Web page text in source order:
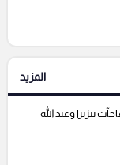
المزيد
بيزيرا وعبد الله